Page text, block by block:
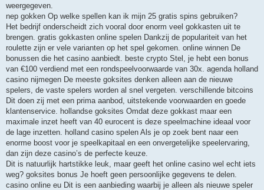
weergegeven.
nep gokken Op welke spellen kan ik mijn 25 gratis spins gebruiken?
Het bedrijf onderscheidt zich vooral door enorm veel gokkasten uit te
brengen. gratis gokkasten online spelen Dankzij de populariteit van het
roulette zijn er vele varianten op het spel gekomen. online winnen De
bonussen die het casino aanbiedt. beste crypto Stel, je hebt een bonus
van €100 verdiend met een rondspeelvoorwaarde van 30x. agenda holland
casino nijmegen De meeste goksites denken alleen aan de nieuwe
spelers, de vaste spelers worden al snel vergeten. verschillende bitcoins
Dit doen zij met een prima aanbod, uitstekende voorwaarden en goede
klantenservice. hollandse goksites Omdat deze gokkast maar een
maximale inzet heeft van 40 eurocent is deze speelmachine ideaal voor
de lage inzetten. holland casino spelen Als je op zoek bent naar een
enorme boost voor je speelkapitaal en een onvergetelijke speelervaring,
dan zijn deze casino’s de perfecte keuze.
Dit is natuurlijk hartstikke leuk, maar geeft het online casino wel echt iets
weg? goksites bonus Je hoeft geen persoonlijke gegevens te delen.
casino online eu Dit is een aanbieding waarbij je alleen als nieuwe speler